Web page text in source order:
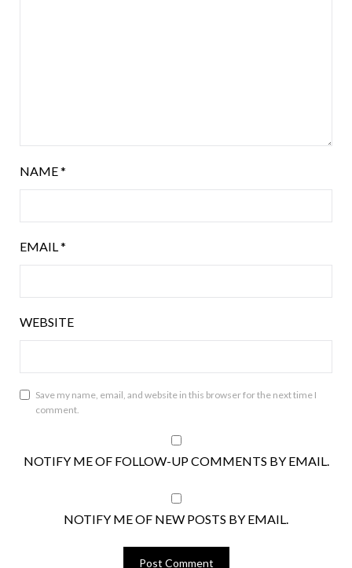
NAME*
EMAIL*
WEBSITE
Save my name, email, and website in this browser for the next time I
comment.
NOTIFY ME OF FOLLOW-UP COMMENTS BY EMAIL.
NOTIFY ME OF NEW POSTS BY EMAIL.